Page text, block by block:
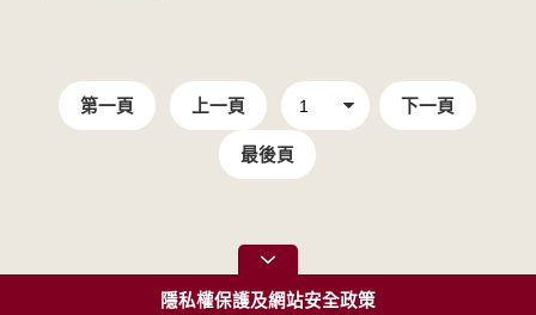
第一頁 上一頁 下一頁
最後頁
隱私權保護及網站安全政策